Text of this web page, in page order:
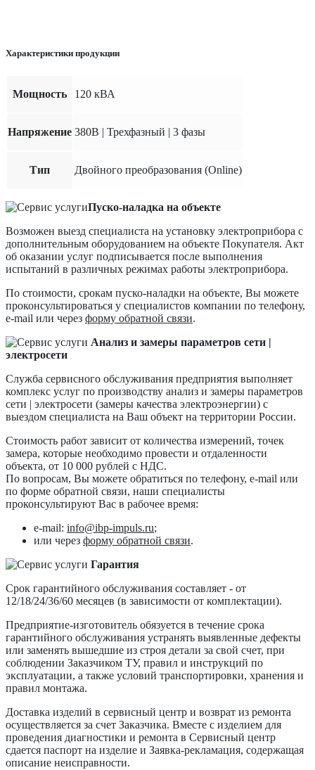
Характеристики продукции
Мощность 120 кВА
Напряжение 380В | Трехфазный | 3 фазы
Тип Двойного преобразования (Online)
Пуско-наладка на объекте
Возможен выезд специалиста на установку электроприбора с
дополнительным оборудованием на объекте Покупателя. Акт
об оказании услуг подписывается после выполнения
испытаний в различных режимах работы электроприбора.
По стоимости, срокам пуско-наладки на объекте, Вы можете
проконсультироваться у специалистов компании по телефону,
e-mail или через форму обратной связи.
Анализ и замеры параметров сети |
электросети
Служба сервисного обслуживания предприятия выполняет
комплекс услуг по производству анализ и замеры параметров
сети | электросети (замеры качества электроэнергии) с
выездом специалиста на Ваш объект на территории России.
Стоимость работ зависит от количества измерений, точек
замера, которые необходимо провести и отдаленности
объекта, от 10 000 рублей с НДС.
По вопросам, Вы можете обратиться по телефону, e-mail или
по форме обратной связи, наши специалисты
проконсультируют Вас в рабочее время:
e-mail: info@ibp-impuls.ru;
или через форму обратной связи.
Гарантия
Срок гарантийного обслуживания составляет - от
12/18/24/36/60 месяцев (в зависимости от комплектации).
Предприятие-изготовитель обязуется в течение срока
гарантийного обслуживания устранять выявленные дефекты
или заменять вышедшие из строя детали за свой счет, при
соблюдении Заказчиком ТУ, правил и инструкций по
эксплуатации, а также условий транспортировки, хранения и
правил монтажа.
Доставка изделий в сервисный центр и возврат из ремонта
осуществляется за счет Заказчика. Вместе с изделием для
проведения диагностики и ремонта в Сервисный центр
сдается паспорт на изделие и Заявка-рекламация, содержащая
описание неисправности.